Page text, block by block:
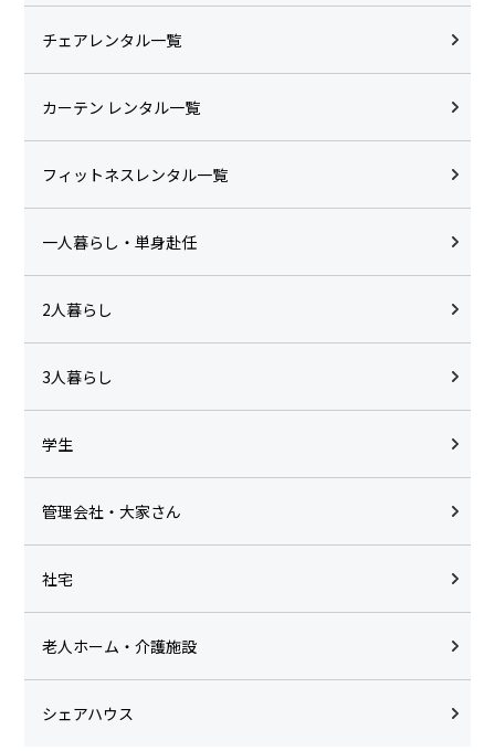
チェアレンタル一覧
カーテン レンタル一覧
フィットネスレンタル一覧
一人暮らし・単身赴任
2人暮らし
3人暮らし
学生
管理会社・大家さん
社宅
老人ホーム・介護施設
シェアハウス